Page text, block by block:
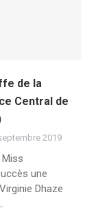
de la
Central de
2019
Miss
une
Dhaze